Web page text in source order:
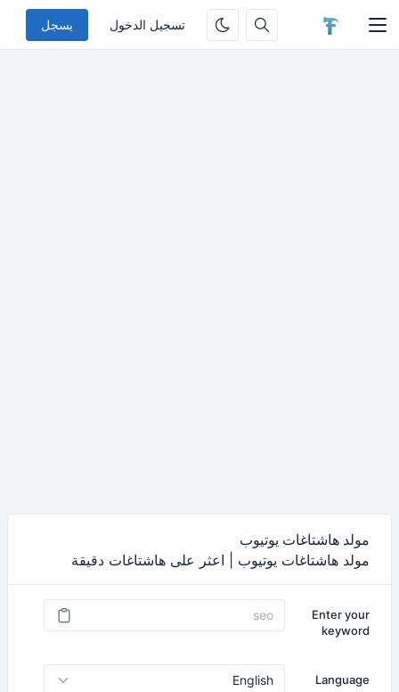
تسجيل الدخول يسجل
مولد هاشتاغات يوتيوب
مولد هاشتاغات يوتيوب | اعثر على هاشتاغات دقيقة
Enter your
keyword
Language